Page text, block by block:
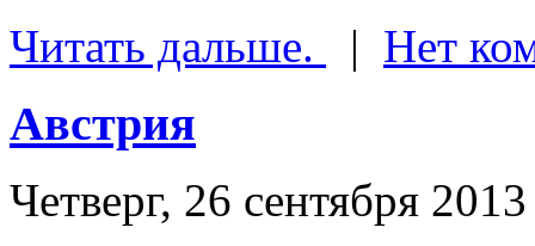
Читать дальше.
| Нет
Австрия
Четверг, 26 сентября